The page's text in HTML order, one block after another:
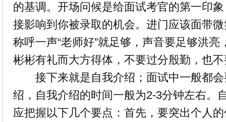
的基调。开场问候是给面试考官的第一印
接影响到你被录取的机会。进门应该面带
称呼一声“老师好”就足够，声音要足够洪亮
彬彬有礼而大方得体，不要过分殷勤，也
接下来就是自我介绍；面试中一般都会
绍，自我介绍的时间一般为2-3分钟左右。
应把握以下几个要点：首先，要突出个人